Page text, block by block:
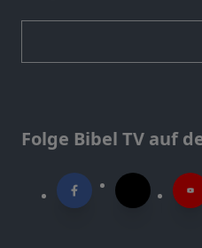
Folge Bibel TV auf